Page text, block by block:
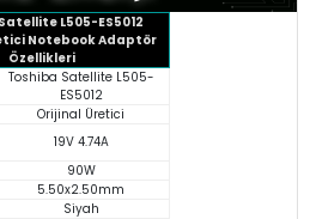
L505-ES5012
Notebook Adaptör
Özellikleri
Toshiba Satellite L505-
ES5012
Orijinal Üretici
19V 4.74A
90W
5.50x2.50mm
Siyah